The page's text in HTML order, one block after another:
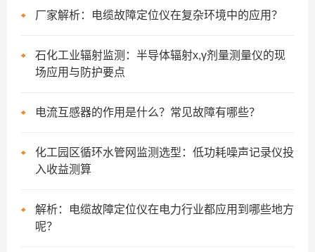
厂家解析：电缆故障定位仪在复杂环境中的应用？
石化工业辐射监测：半导体辐射x,γ剂量测量仪的现
场应用与防护要点
电流互感器的作用是什么？常见故障有哪些？
化工园区循环水管网监测选型：低功耗噪声记录仪投
入收益测算
解析：电缆故障定位仪在电力行业都应用到哪些地方
呢？